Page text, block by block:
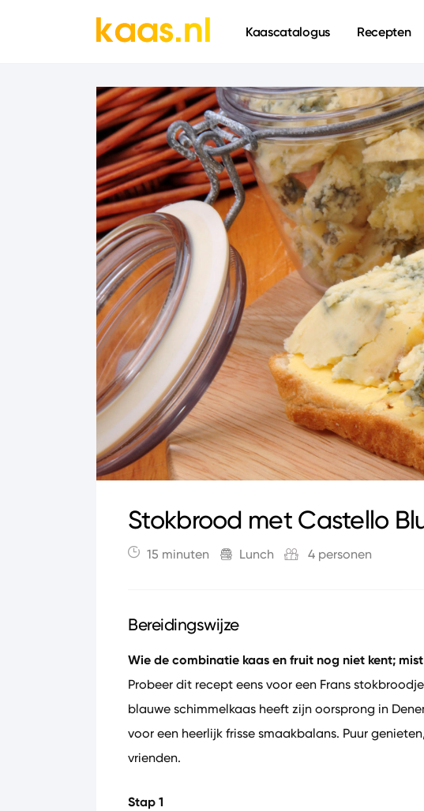
Kaascatalogus Recepten
Stokbrood met Castello
15 minuten Lunch 4 personen
Bereidingswijze
Wie de combinatie kaas en fruit nog niet kent;
Probeer dit recept eens voor een Frans
blauwe schimmelkaas heeft zijn oorsprong in
voor een heerlijk frisse smaakbalans. Puur
vrienden.
Stap 1